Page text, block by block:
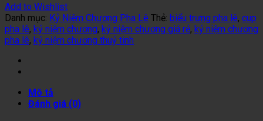
Add to Wishlist
Danh mục: Kỷ Niệm Chương Pha Lê Thẻ: biểu trưng pha lê, cup
pha lê, kỷ niệm chương, kỷ niệm chương giá rẻ, kỷ niệm chương
pha lê, kỷ niệm chương thuỷ tinh
Mô tả
Đánh giá (0)